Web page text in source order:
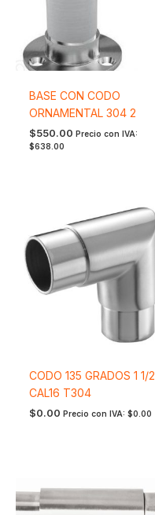
BASE CON CODO
ORNAMENTAL 304 2
$550.00 Precio con IVA:
$638.00
CODO 135 GRADOS 1 1/2
CAL16 T304
$0.00 Precio con IVA: $0.00